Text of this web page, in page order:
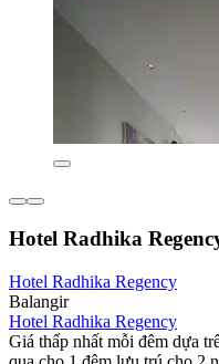
Hotel Radhika
Hotel Radhika Regency
Balangir
Hotel Radhika Regency
Giá thấp nhất mỗi đêm dựa